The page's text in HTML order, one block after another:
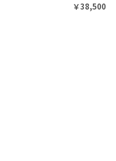
￥38,500